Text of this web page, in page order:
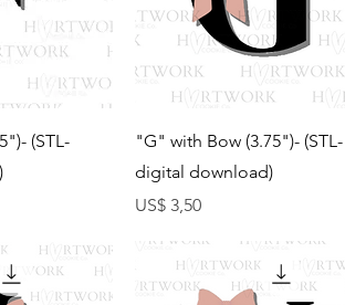
rápida
(STL-
Visualização rápida
"G" with Bow (3.75")- (STL-
digital download)
Preço
US$ 3,50